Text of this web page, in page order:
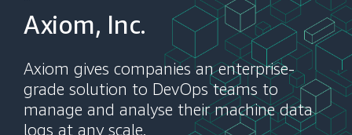
Axiom, Inc.
Axiom gives companies an enterprise-
grade solution to DevOps teams to
manage and analyse their machine data
logs at any scale.